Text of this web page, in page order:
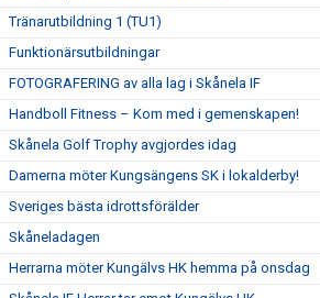
Tränarutbildning 1 (TU1)
Funktionärsutbildningar
FOTOGRAFERING av alla lag i Skånela IF
Handboll Fitness – Kom med i gemenskapen!
Skånela Golf Trophy avgjordes idag
Damerna möter Kungsängens SK i lokalderby!
Sveriges bästa idrottsförälder
Skåneladagen
Herrarna möter Kungälvs HK hemma på onsdag